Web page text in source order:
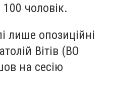
100 чоловік.
лише опозиційні
Вітів (ВО
на сесію